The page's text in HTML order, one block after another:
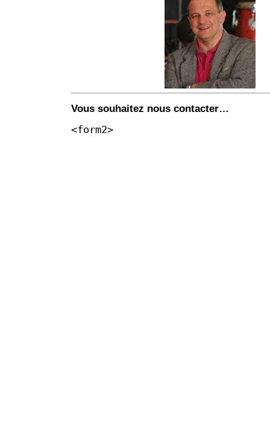
Vous souhaitez nous contacter…
<form2>